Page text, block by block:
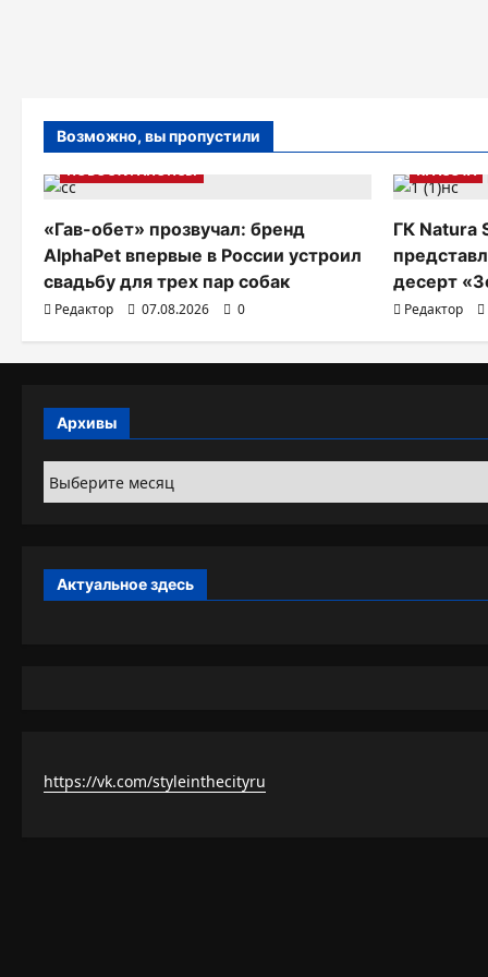
Возможно, вы пропустили
НОВОСТИ АНОНСЫ
«Гав-обет» прозвучал: бренд
AlphaPet впервые в России устроил
свадьбу для трех пар собак
Редактор 07.08.2026 0
КРАСОТА
ГК Natura
десерт
Редактор
Архивы
Архивы
Актуальное здесь
https://vk.com/styleinthecityru